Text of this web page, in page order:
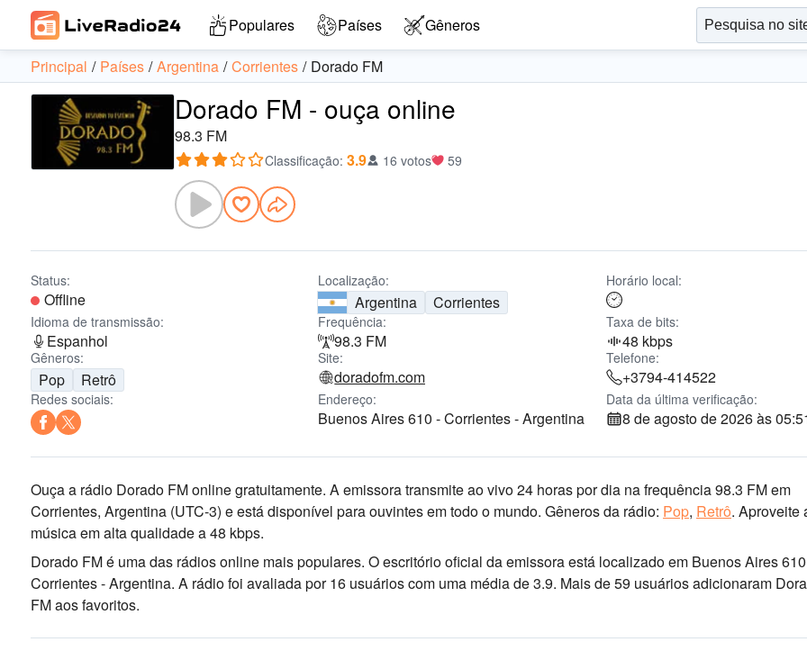
Populares Países Gêneros
Principal Países Argentina Corrientes Dorado FM
Dorado FM - ouça online
98.3 FM
Classificação: 3.9 16 votos 59
Status:
Offline
Localização:
Argentina Corrientes
Horário local:
Idioma de transmissão:
Espanhol
Frequência:
98.3 FM
Taxa de bits:
48 kbps
Gêneros:
Pop Retrô
Site:
doradofm.com
Telefone:
+3794-414522
Redes sociais: Endereço:
Buenos Aires 610 - Corrientes - Argentina
Data da última verificação:
8 de agosto de 2026 às
Ouça a rádio Dorado FM online gratuitamente. A emissora transmite ao vivo 24 horas por dia na frequência 98.3 FMem
Corrientes, Argentina (UTC-3) e está disponível para ouvintes em todo o mundo. Gêneros da rádio: Pop, Retrô. Aproveite
músicaem alta qualidadea 48 kbps.
Dorado FM é uma das rádios online mais populares. O escritório oficial da emissora está localizado em Buenos Aires
Corrientes - Argentina. A rádio foi avaliada por 16 usuários com uma média de 3.9. Mais de 59 usuários adicionaram
FM aos favoritos.